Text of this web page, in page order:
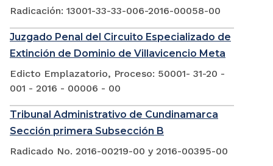
Radicación: 13001-33-33-006-2016-00058-00
Juzgado Penal del Circuito Especializado de
Extinción de Dominio de Villavicencio Meta
Edicto Emplazatorio, Proceso: 50001- 31-20 -
001 - 2016 - 00006 - 00
Tribunal Administrativo de Cundinamarca
Sección primera Subsección B
Radicado No. 2016-00219-00 y 2016-00395-00